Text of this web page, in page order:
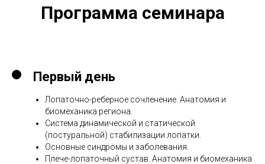
Программа семинара
Первый день
Лопаточно-реберное сочленение. Анатомия и
биомеханика региона.
Система динамической и статической
(постуральной) стабилизации лопатки.
Основные синдромы и заболевания.
Плече-лопаточный сустав. Анатомия и биомеханика